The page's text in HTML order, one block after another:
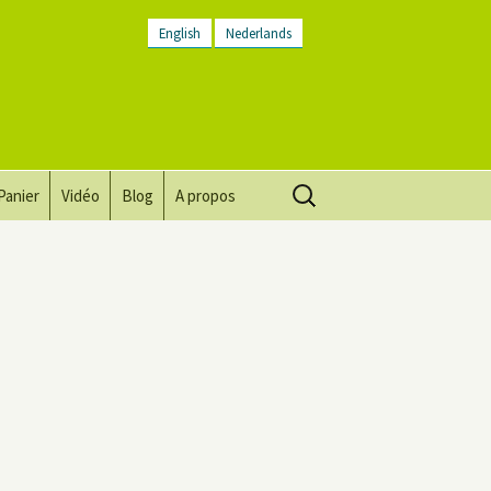
English Nederlands
Vidéo Blog A propos
Rechercher :